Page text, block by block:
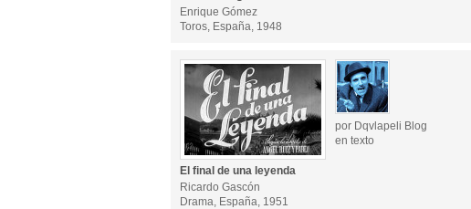
Enrique Gómez
Toros, España, 1948
por Dqvlapeli Blog
en texto
El final de una leyenda
Ricardo Gascón
Drama, España, 1951